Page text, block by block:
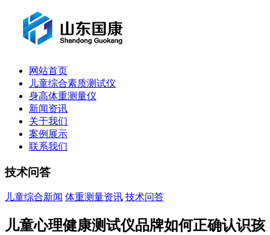
网站首页
儿童综合素质测试仪
身高体重测量仪
新闻资讯
关于我们
案例展示
联系我们
技术问答
儿童综合新闻 体重测量资讯 技术问答
儿童心理健康测试仪品牌如何正确认识孩